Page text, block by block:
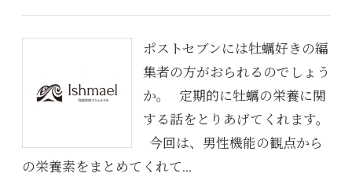
ポストセブンには牡蠣好きの編
集者の方がおられるのでしょう
か。 定期的に牡蠣の栄養に関
する話をとりあげてくれます。
今回は、男性機能の観点から
の栄養素をまとめてくれて...